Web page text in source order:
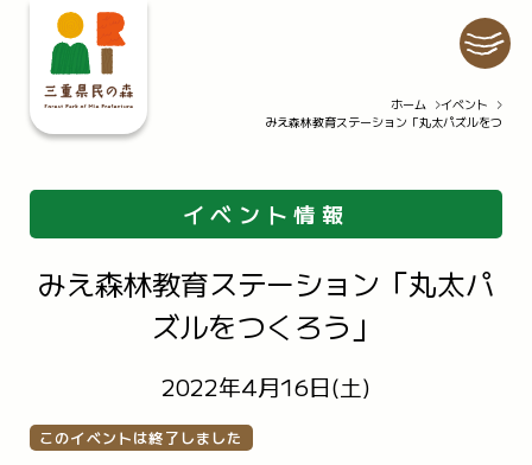
公園での過ごし方
園内マップ
お知らせ
アクセス
お問い合わせ
プライバシーポリシー
ホーム
イベント
みえ森林教育ステーション「丸太パズルをつくろ
イベント情報
みえ森林教育ステーション「丸太パ
ズルをつくろう」
2022年4月16日(土)
このイベントは終了しました